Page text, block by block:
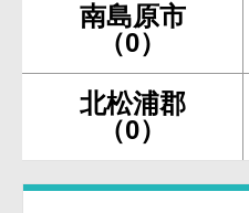
南島原市
（0）
北松浦郡
（0）